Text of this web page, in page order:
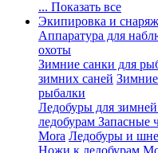
... Показать все
Экипировка и
Аппаратура для
охоты
Зимние санки для
зимних саней
рыбалки
Ледобуры для
ледобурам Запасные
Mora Ледобуры и
Ножи к ледобурам